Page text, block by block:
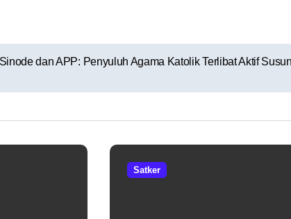
dan APP: Penyuluh Agama Katolik Terlibat Aktif
Satker